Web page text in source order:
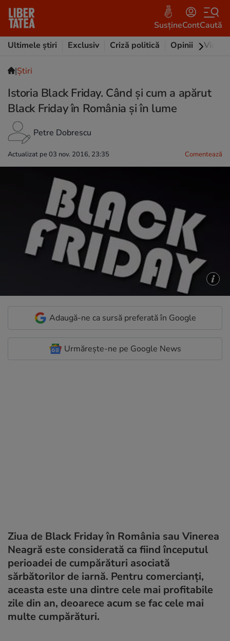
SusțineContCaută
Ultimele știri
Exclusiv Criză politică Opinii Video
|Ştiri
Istoria Black Friday. Când și cum a apărut
Black Friday în România și în lume
Petre Dobrescu
Actualizat pe 03 nov. 2016, 23:35 Comentează
Adaugă-ne ca sursă preferată în Google
Urmărește-ne pe Google News
Ziua de Black Friday în România sau Vinerea
Neagră este considerată ca fiind începutul
perioadei de cumpărături asociată
sărbătorilor de iarnă. Pentru comercianţi,
aceasta este una dintre cele mai profitabile
zile din an, deoarece acum se fac cele mai
multe cumpărături.